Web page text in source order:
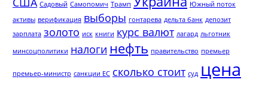
Садовый Самопомич Трамп
Южный поток
активы верификация выборы гонтарева дельта банк депозит
зарплата золото иск книги курс валют лагард льготник
минсоцполитики налоги нефть правительство премьер
премьер-министр санкции ЕС сколько стоит суд цена